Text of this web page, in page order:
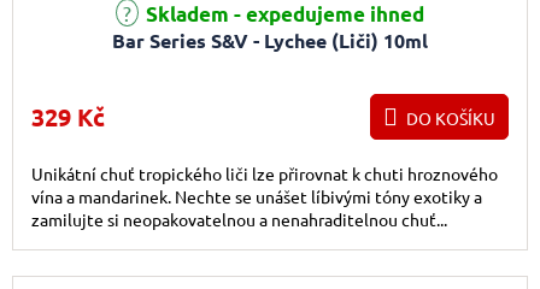
Bar Series S&V - Lychee (Liči) 10ml
Skladem - expedujeme ihned
329 Kč DO KOŠÍKU
Unikátní chuť tropického liči lze přirovnat k chuti hroznového
vína a mandarinek. Nechte se unášet líbivými tóny exotiky a
zamilujte si neopakovatelnou a nenahraditelnou chuť...